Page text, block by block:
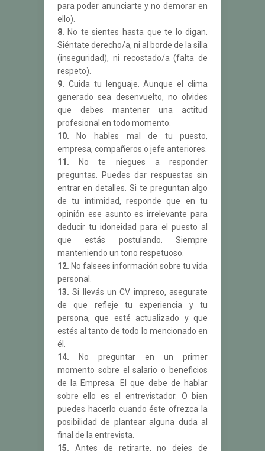
para poder anunciarte y no demorar en
ello).
8. No te sientes hasta que te lo digan.
Siéntate derecho/a, ni al borde de la silla
(inseguridad), ni recostado/a (falta de
respeto).
9. Cuida tu lenguaje. Aunque el clima
generado sea desenvuelto, no olvides
que debes mantener una actitud
profesional en todo momento.
10. No hables mal de tu puesto,
empresa, compañeros o jefe anteriores.
11. No te niegues a responder
preguntas. Puedes dar respuestas sin
entrar en detalles. Si te preguntan algo
de tu intimidad, responde que en tu
opinión ese asunto es irrelevante para
deducir tu idoneidad para el puesto al
que estás postulando. Siempre
manteniendo un tono respetuoso.
12. No falsees información sobre tu vida
personal.
13. Si llevás un CV impreso, asegurate
de que refleje tu experiencia y tu
persona, que esté actualizado y que
estés al tanto de todo lo mencionado en
él.
14. No preguntar en un primer
momento sobre el salario o beneficios
de la Empresa. El que debe de hablar
sobre ello es el entrevistador. O bien
puedes hacerlo cuando éste ofrezca la
posibilidad de plantear alguna duda al
final de la entrevista.
15. Antes de retirarte, no dejes de